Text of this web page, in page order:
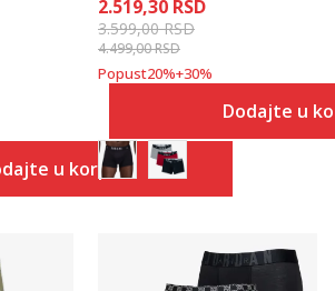
u korpu
2.519,30 RSD
3.599,00RSD
4.499,00RSD
Popust20%+30%
Dodajte u